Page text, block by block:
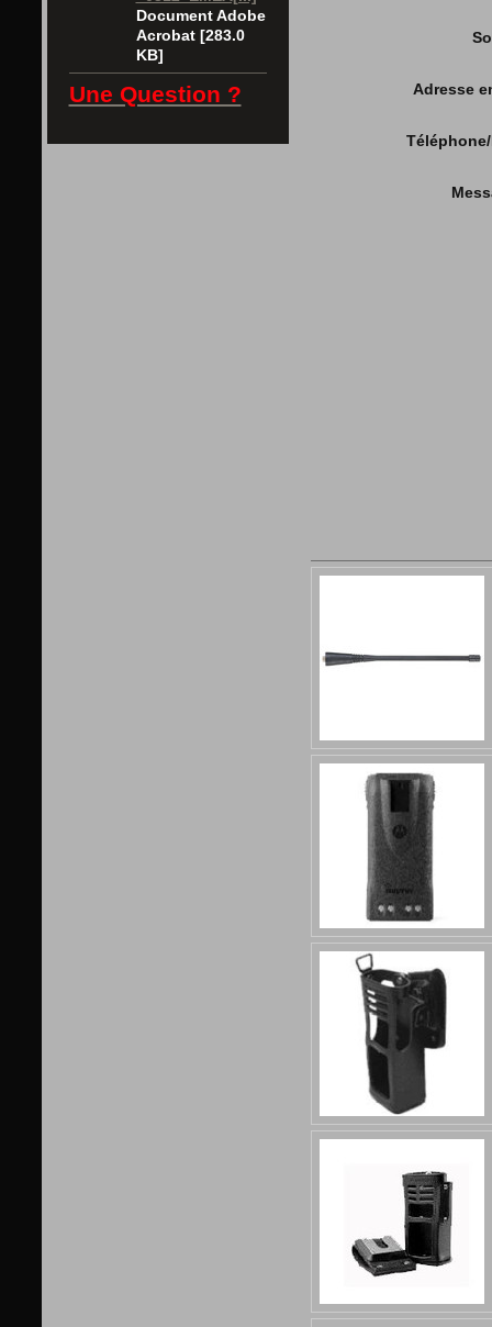
Document Adobe
Acrobat [283.0
KB]
Une Question ? Adresse